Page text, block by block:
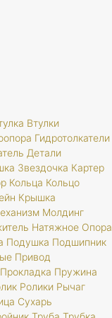
Втулки
Гидротолкатели
Детали
Звездочка Картер
Кольца Кольцо
Крышка
Молдинг
Натяжное Опора
Подушка Подшипник
Привод
Прокладка Пружина
Ролики Рычаг
Сухарь